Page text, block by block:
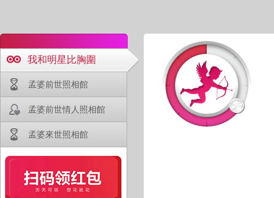
我和明星比胸圍
孟婆前世照相館
孟婆前世情人照相館
孟婆來世照相館